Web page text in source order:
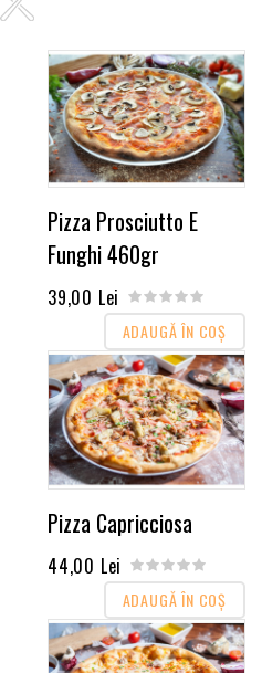
Pizza Prosciutto E
Funghi 460gr
39,00 Lei
ADAUGĂ ÎN COŞ
Pizza Capricciosa
44,00 Lei
ADAUGĂ ÎN COŞ